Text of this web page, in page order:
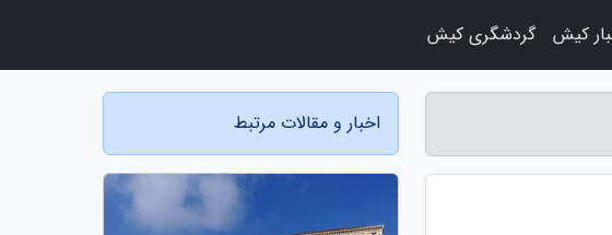
اخبار و مقالات مرتبط
کیش گردشگری کیش